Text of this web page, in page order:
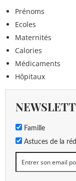
Prénoms
Ecoles
Maternités
Calories
Médicaments
Hôpitaux
Famille
Astuces de la